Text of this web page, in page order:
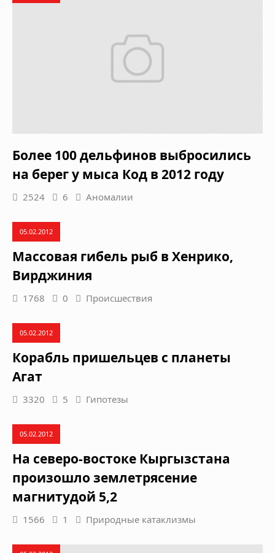
Более 100 дельфинов выбросились
на берег у мыса Код в 2012 году
2524 6 Аномалии
05.02.2012
Массовая гибель рыб в Хенрико,
Вирджиния
1768 0 Происшествия
05.02.2012
Корабль пришельцев с планеты
Агат
3320 5 Гипотезы
05.02.2012
На северо-востоке Кыргызстана
произошло землетрясение
магнитудой 5,2
1566 1 Природные катаклизмы